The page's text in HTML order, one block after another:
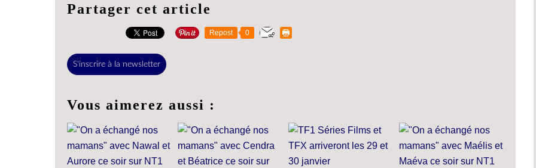
Partager cet article
Repost 0
S'inscrire à la newsletter
Vous aimerez aussi :